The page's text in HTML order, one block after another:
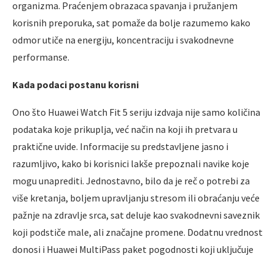
organizma. Praćenjem obrazaca spavanja i pružanjem
korisnih preporuka, sat pomaže da bolje razumemo kako
odmor utiče na energiju, koncentraciju i svakodnevne
performanse.
Kada podaci postanu korisni
Ono što Huawei Watch Fit 5 seriju izdvaja nije samo količina
podataka koje prikuplja, već način na koji ih pretvara u
praktične uvide. Informacije su predstavljene jasno i
razumljivo, kako bi korisnici lakše prepoznali navike koje
mogu unaprediti. Jednostavno, bilo da je reč o potrebi za
više kretanja, boljem upravljanju stresom ili obraćanju veće
pažnje na zdravlje srca, sat deluje kao svakodnevni saveznik
koji podstiče male, ali značajne promene. Dodatnu vrednost
donosi i Huawei MultiPass paket pogodnosti koji uključuje